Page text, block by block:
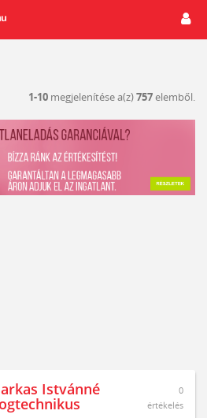
1-10 megjelenítése a(z)757elemből.
Istvánné
0
értékelés